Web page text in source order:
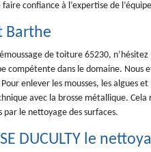
confiance à l’expertise de l’équipe
Barthe
de toiture 65230,
compétente dans le domaine.
enlever les mousses, les algues
avec la brosse métallique.
par le nettoyage des surfaces.
DUCULTY le